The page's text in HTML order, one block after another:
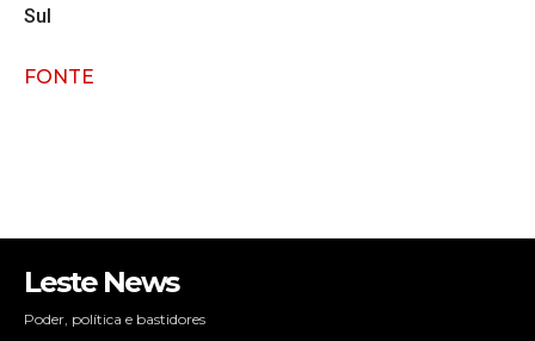
Sul
FONTE
Leste News
Poder, política e bastidores